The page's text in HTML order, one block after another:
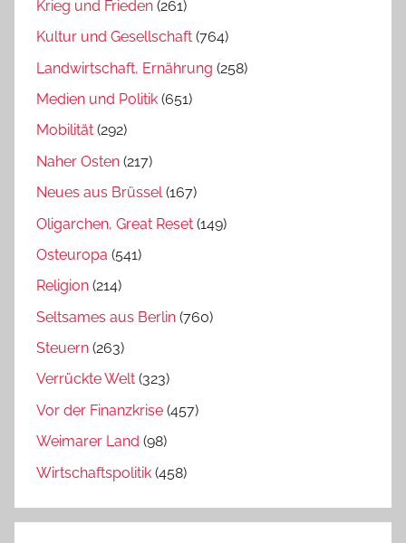
Krieg und Frieden (261)
Kultur und Gesellschaft (764)
Landwirtschaft, Ernährung (258)
Medien und Politik (651)
Mobilität (292)
Naher Osten (217)
Neues aus Brüssel(167)
Oligarchen, Great Reset (149)
Osteuropa (541)
Religion (214)
Seltsames aus Berlin (760)
Steuern (263)
Verrückte Welt (323)
Vor der Finanzkrise (457)
Weimarer Land (98)
Wirtschaftspolitik (458)